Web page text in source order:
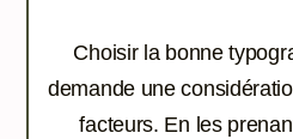
Choisir la bonne
demande une
facteurs. En les